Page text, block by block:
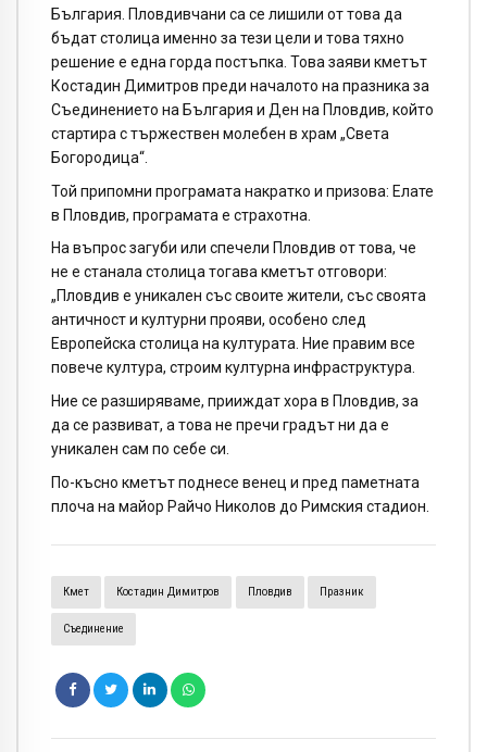
България. Пловдивчани са се лишили от това да
бъдат столица именно за тези цели и това тяхно
решение е една горда постъпка. Това заяви кметът
Костадин Димитров преди началото на празника за
Съединението на България и Ден на Пловдив, който
стартира с тържествен молебен в храм „Света
Богородица“.
Той припомни програмата накратко и призова: Елате
в Пловдив, програмата е страхотна.
На въпрос загуби или спечели Пловдив от това, че
не е станала столица тогава кметът отговори:
„Пловдив е уникален със своите жители, със своята
античност и културни прояви, особено след
Европейска столица на културата. Ние правим все
повече култура, строим културна инфраструктура.
Ние се разширяваме, прииждат хора в Пловдив, за
да се развиват, а това не пречи градът ни да е
уникален сам по себе си.
По-късно кметът поднесе венец и пред паметната
плоча на майор Райчо Николов до Римския стадион.
Кмет Костадин Димитров Пловдив Празник
Съединение